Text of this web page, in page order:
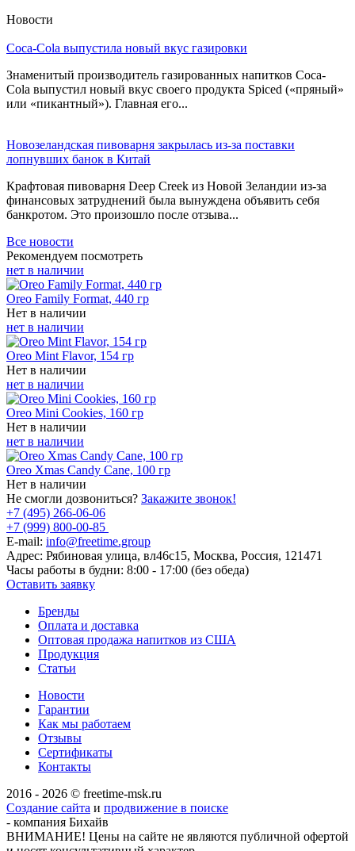
Новости
Coca-Cola выпустила новый вкус газировки
Знаменитый производитель газированных напитков Coca-
Cola выпустил новый вкус своего продукта Spiced («пряный»
или «пикантный»). Главная его...
Новозеландская пивоварня закрылась из-за поставки
лопнувших банок в Китай
Крафтовая пивоварня Deep Creek из Новой Зеландии из-за
финансовых затруднений была вынуждена объявить себя
банкротом. Это произошло после отзыва...
Все новости
Рекомендуем посмотреть
нет в наличии
Oreo Family Format, 440 гр
Нет в наличии
нет в наличии
Oreo Mint Flavor, 154 гр
Нет в наличии
нет в наличии
Oreo Mini Cookies, 160 гр
Нет в наличии
нет в наличии
Oreo Xmas Candy Cane, 100 гр
Нет в наличии
Не смогли дозвониться? Закажите звонок!
+7 (495) 266-06-06
+7 (999) 800-00-85
E-mail: info@freetime.group
Адрес: Рябиновая улица, вл46с15, Москва, Россия, 121471
Часы работы в будни: 8:00 - 17:00 (без обеда)
Оставить заявку
Бренды
Оплата и доставка
Оптовая продажа напитков из США
Продукция
Статьи
Новости
Гарантии
Как мы работаем
Отзывы
Сертификаты
Контакты
2016 - 2026 © freetime-msk.ru
Создание сайта и продвижение в поиске
- компания Бихайв
ВНИМАНИЕ! Цены на сайте не являются публичной офертой